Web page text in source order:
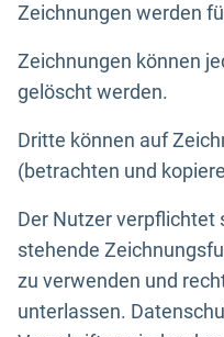
Zeichnungen werden
Zeichnungen können
gelöscht werden.
Dritte können auf
(betrachten und
Der Nutzer verpflichtet
stehende
zu verwenden und
unterlassen.